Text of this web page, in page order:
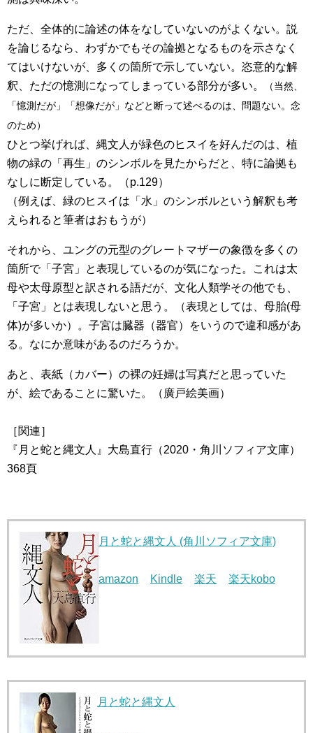
ただ、全体的に論述の体をなしていないのがよくない。説
を論じるなら、わずかでもその論拠となるものを示さなく
てはいけないが、多くの箇所で示していない。恣意的な解
釈、ただの憶測になってしまっている部分が多い。
（当然、
「憶測だが」「想像だが」などと断って述べるのは、問題ない。念
のため）
ひとつ挙げれば、縄文人が緑色のヒスイを好んだのは、植
物の緑の「再生」のシンボルを見たからだと、特に論拠も
なしに断定している。（p.129）
（例えば、緑のヒスイは「水」のシンボルという解釈も考
えられると筆者はおもうが）
それから、ユングの元型のグレートマザーの象徴を多くの
箇所で「子宮」と表現しているのが気になった。これは太
母や太母原型と訳される語だが、文化人類学その他でも、
「子宮」とは表現しないと思う。（表現としては、母胎(母
体)が多いか）。子宮は臓器（器官）をいうので違和感があ
る。なにか意味があるのだろうか。
あと、表紙（カバー）の裸の妊婦は写真だと思っていた
が、絵であることに驚いた。（廣戸絵美画）
［関連］
『月と蛇と縄文人』大島直行（2020・角川ソフィア文庫）
368頁
月と蛇と縄文人 (角川ソフィア文庫)
amazon Kindle 楽天 楽天kobo
月と蛇と縄文人